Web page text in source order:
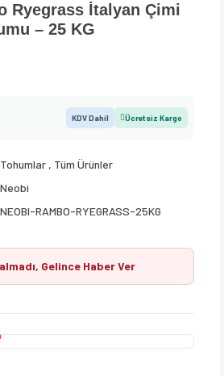
Ryegrass İtalyan Çimi
– 25 KG
KDV Dahil Ücretsiz Kargo
Tohumlar , Tüm Ürünler
Neobi
NEOBI-RAMBO-RYEGRASS-25KG
Gelince Haber Ver